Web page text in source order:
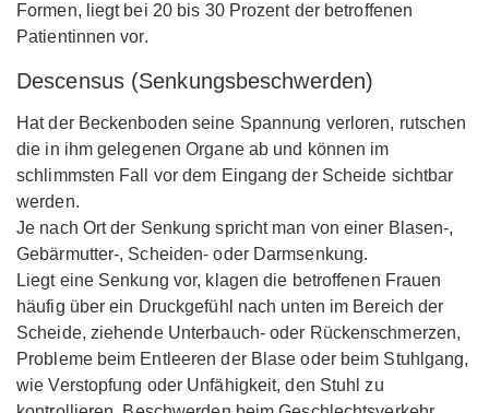
Formen, liegt bei 20 bis 30 Prozent der betroffenen
Patientinnen vor.
Descensus (Senkungsbeschwerden)
Hat der Beckenboden seine Spannung verloren, rutschen
die in ihm gelegenen Organe ab und können im
schlimmsten Fall vor dem Eingang der Scheide sichtbar
werden.
Je nach Ort der Senkung spricht man von einer Blasen-,
Gebärmutter-, Scheiden- oder Darmsenkung.
Liegt eine Senkung vor, klagen die betroffenen Frauen
häufig über ein Druckgefühl nach unten im Bereich der
Scheide, ziehende Unterbauch- oder Rückenschmerzen,
Probleme beim Entleeren der Blase oder beim Stuhlgang,
wie Verstopfung oder Unfähigkeit, den Stuhl zu